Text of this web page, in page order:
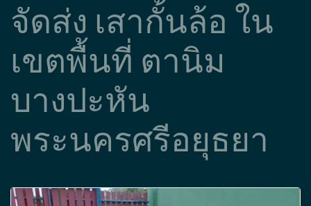
จัดส่ง เสากั้นล้อ ใน
เขตพื้นที่ ตานิม
บางปะหัน
พระนครศรีอยุธยา